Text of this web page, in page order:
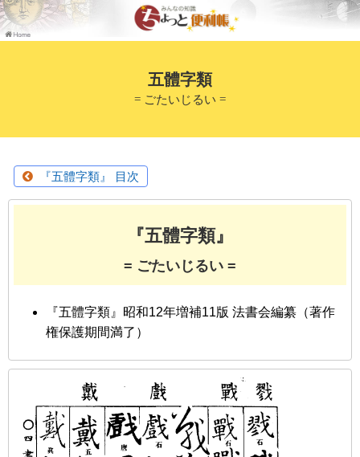
五體字類
= ごたいじるい =
『五體字類』 目次
『五體字類』
= ごたいじるい =
『五體字類』昭和12年増補11版 法書会編纂（著作
権保護期間満了）